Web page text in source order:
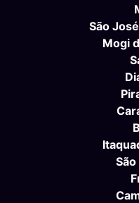
São
Mogi